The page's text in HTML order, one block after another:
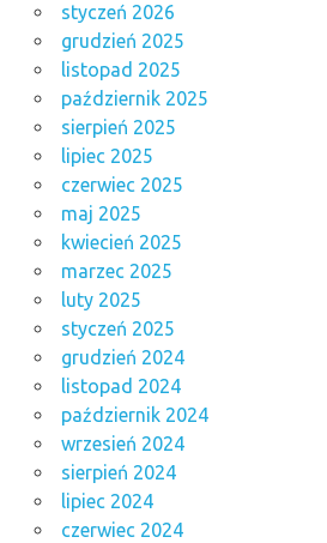
styczeń 2026
grudzień 2025
listopad 2025
październik 2025
sierpień 2025
lipiec 2025
czerwiec 2025
maj 2025
kwiecień 2025
marzec 2025
luty 2025
styczeń 2025
grudzień 2024
listopad 2024
październik 2024
wrzesień 2024
sierpień 2024
lipiec 2024
czerwiec 2024